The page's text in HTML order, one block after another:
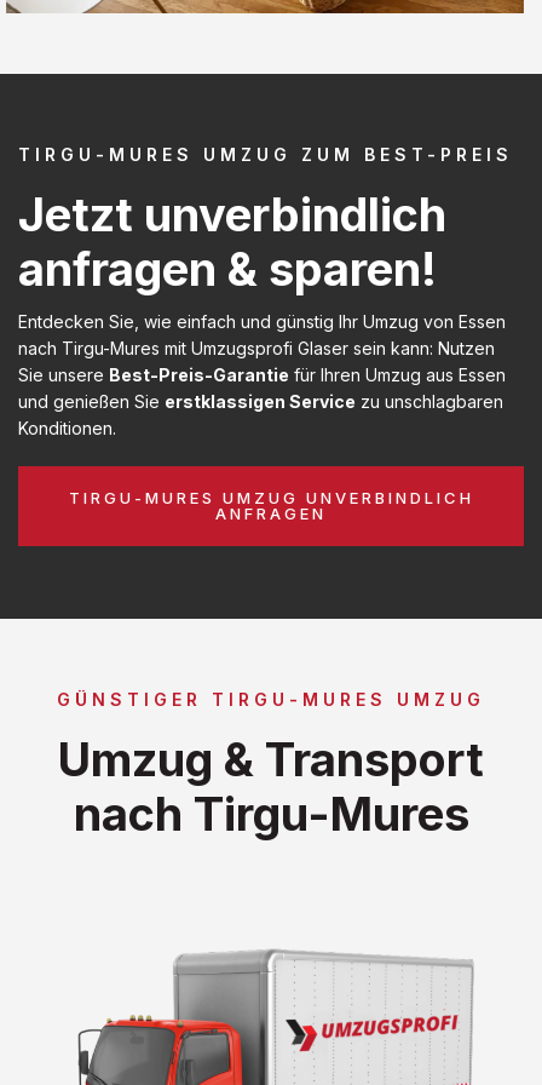
TIRGU-MURES UMZUG ZUM BEST-PREIS
Jetzt unverbindlich
anfragen & sparen!
Entdecken Sie, wie einfach und günstig Ihr Umzug von Essen
nach Tirgu-Mures mit Umzugsprofi Glaser sein kann: Nutzen
Sie unsere Best-Preis-Garantie für Ihren Umzug aus Essen
und genießen Sie erstklassigen Service zu unschlagbaren
Konditionen.
TIRGU-MURES UMZUG UNVERBINDLICH
ANFRAGEN
GÜNSTIGER TIRGU-MURES UMZUG
Umzug & Transport
nach Tirgu-Mures